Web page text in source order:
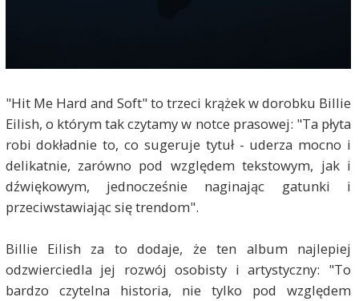
"Hit Me Hard and Soft" to trzeci krążek w dorobku Billie
Eilish, o którym tak czytamy w notce prasowej: "Ta płyta
robi dokładnie to, co sugeruje tytuł - uderza mocno i
delikatnie, zarówno pod względem tekstowym, jak i
dźwiękowym, jednocześnie naginając gatunki i
przeciwstawiając się trendom".
Billie Eilish za to dodaje, że ten album najlepiej
odzwierciedla jej rozwój osobisty i artystyczny: "To
bardzo czytelna historia, nie tylko pod względem